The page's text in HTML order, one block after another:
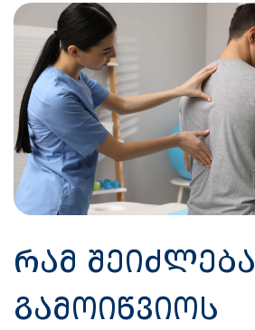
რამ შეიძლება
გამოიწვიოს